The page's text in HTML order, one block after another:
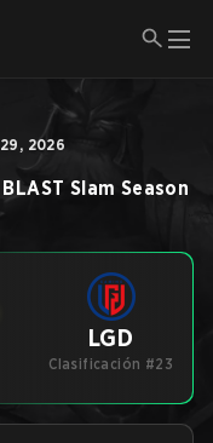
29, 2026
BLAST Slam Season
LGD
Clasificación #23